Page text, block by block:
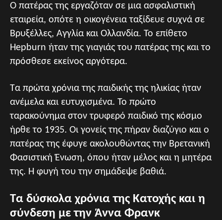
Ο πατέρας της εργαζόταν σε μια ασφαλιστική
εταιρεία, οπότε η οικογένεια ταξίδευε συχνά σε
Βρυξέλλες, Αγγλία και Ολλανδία. Το επίθετο
Hepburn ήταν της γιαγιάς του πατέρας της και το
πρόσθεσε εκείνος αργότερα.
Τα πρώτα χρόνια της παιδικής της ηλικίας ήταν
ανέμελα και ευτυχισμένα. Το πρώτο
ταρακούνημα στον τρυφερό παιδικό της κόσμο
ήρθε το 1935. Οι γονείς της πήραν διαζύγιο και ο
πατέρας της έφυγε ακολουθώντας την Βρετανική
Φασιστική Ένωση, όπου ήταν μέλος και η μητέρα
της. Η φυγή του την σημάδεψε βαθιά.
Τα δύσκολα χρόνια της Κατοχής και η
σύνδεση με την Άννα Φρανκ